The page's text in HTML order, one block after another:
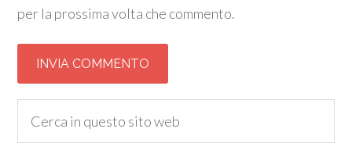
per la prossima volta che commento.